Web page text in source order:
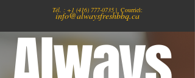
Tél. : +1 (416) 777-0735 | Courriel:
info@alwaysfreshbbq.ca